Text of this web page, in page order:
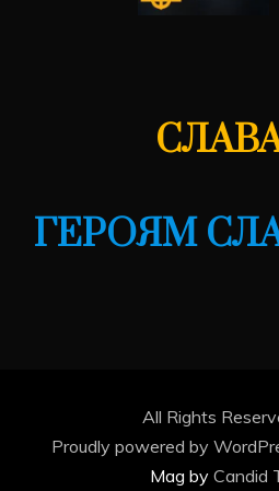
ГЕРОЯМ
All Rights
Proudly powered by
Mag by Candid